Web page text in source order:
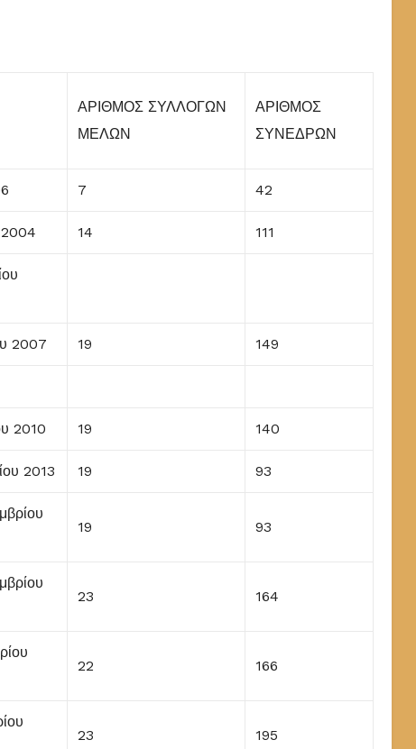
ΑΡΙΘΜΟΣ ΣΥΛΛΟΓΩΝ
ΜΕΛΩΝ
ΑΡΙΘΜΟΣ
ΣΥΝΕΔΡΩΝ
7 42
14 111
2007 19 149
2010 19 140
2013 19 93
19 93
23 164
22 166
23 195